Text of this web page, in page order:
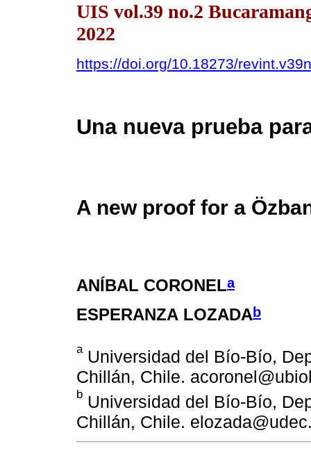
UIS vol.39 no.2
2022
https://doi.org/10.18273/
Una nueva prueba
A new proof for a
ANÍBAL CORONELa
ESPERANZA LOZADAb
aUniversidad del Bío-Bío,
Chillán, Chile.
b Universidad del Bío-Bío,
Chillán, Chile.